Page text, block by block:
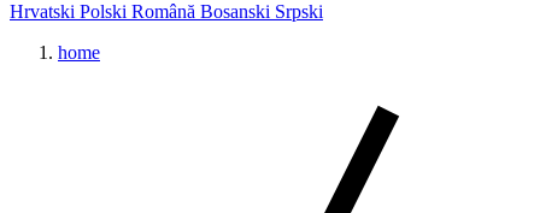
Hrvatski Polski Română Bosanski Srpski
home